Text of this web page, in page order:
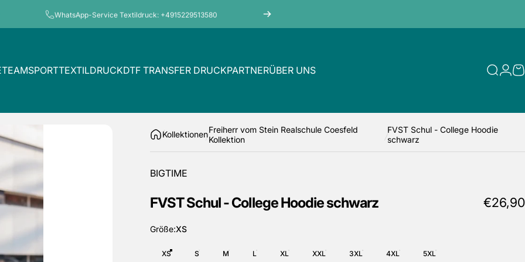
WhatsApp-Service Teamsport: 0155 657 791 06
TEAMSPORTTEXTILDRUCKDTF TRANSFER DRUCKPARTNERÜBER UNS Suche
KollektionenFreiherr vom Stein Realschule Coesfeld
Kollektion
FVST Schul - College Hoodie
schwarz
BIGTIME
FVSTSchul-CollegeHoodieschwarz €26,90
Größe
Größe:XS
XS S M L XL XXL 3XL 4XL 5XL